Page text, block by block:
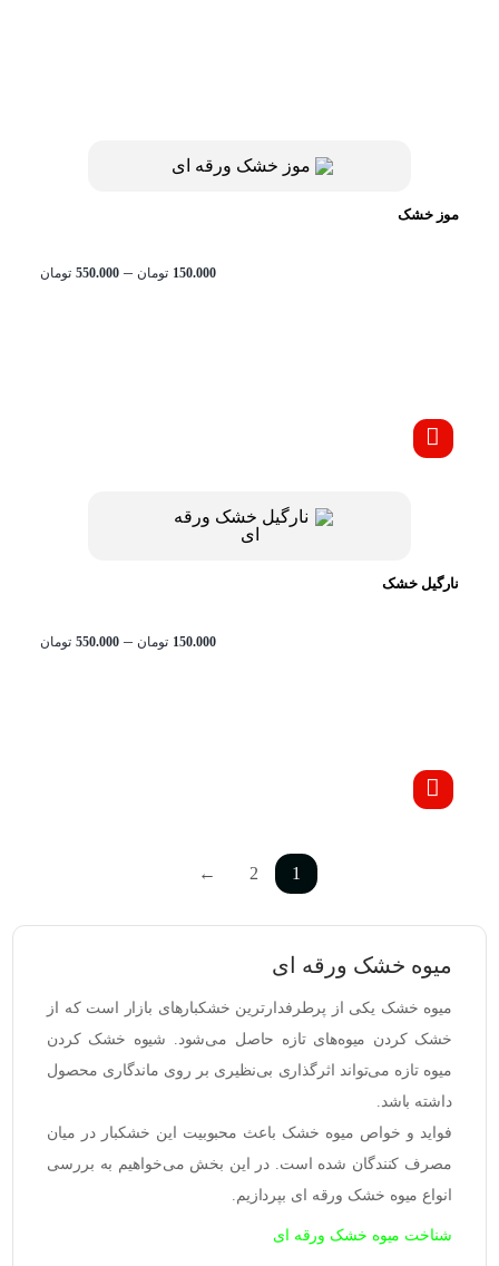
موز خشک
تومان 150.000
– تومان 550.000
نارگیل خشک
تومان 150.000
– تومان 550.000
1
2
←
میوه خشک ورقه ای
میوه خشک یکی از پرطرفدارترین خشکبارهای بازار است که از
خشک کردن میوه‌های تازه حاصل می‌شود. شیوه خشک کردن
میوه تازه می‌تواند اثرگذاری بی‌نظیری بر روی ماندگاری محصول
داشته باشد.
فواید و خواص میوه خشک باعث محبوبیت این خشکبار در میان
مصرف کنندگان شده است. در این بخش می‌خواهیم به بررسی
انواع میوه خشک ورقه ای بپردازیم.
شناخت میوه خشک ورقه ای